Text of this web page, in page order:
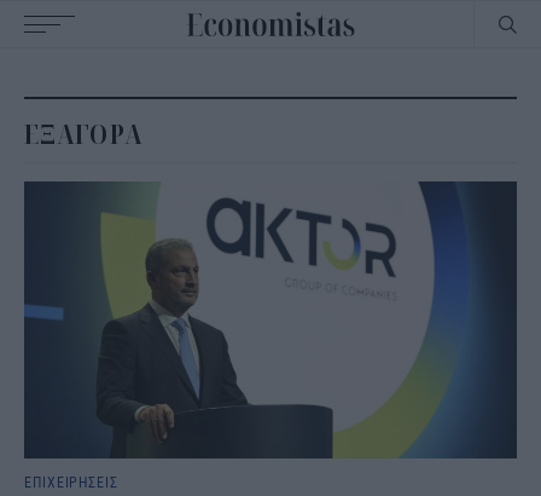
navigation
ΕΞΑΓΟΡΑ
ΕΠΙΧΕΙΡΗΣΕΙΣ